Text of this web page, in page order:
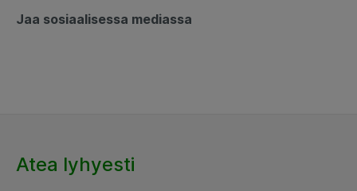
Jaa sosiaalisessa mediassa
Atea lyhyesti